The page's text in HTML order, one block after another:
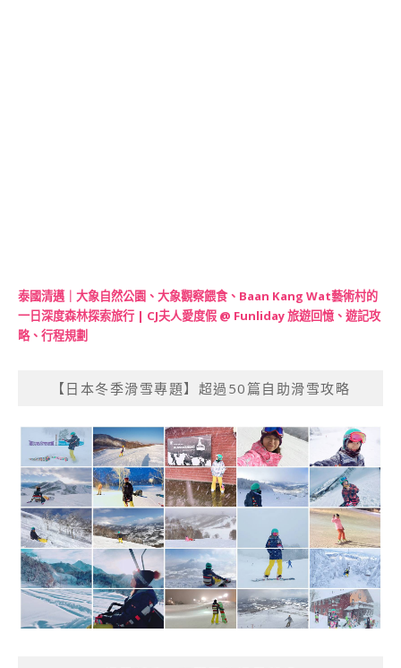
泰國清邁｜大象自然公園、大象觀察餵食、Baan Kang Wat藝術村的
一日深度森林探索旅行 | CJ夫人愛度假 @ Funliday 旅遊回憶、遊記攻
略、行程規劃
【日本冬季滑雪專題】超過50篇自助滑雪攻略